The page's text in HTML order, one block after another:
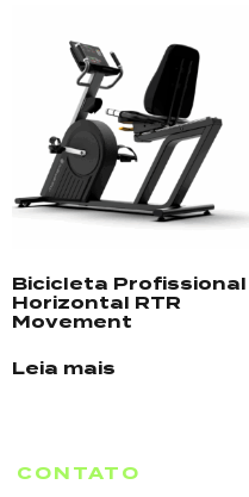
Bicicleta Profissional
Horizontal RTR
Movement
Leia mais
CONTATO